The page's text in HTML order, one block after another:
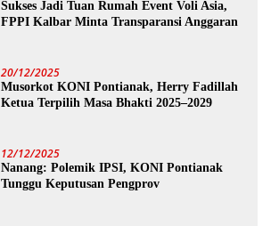
Sukses Jadi Tuan Rumah Event Voli Asia,
FPPI Kalbar Minta Transparansi Anggaran
20/12/2025
Musorkot KONI Pontianak, Herry Fadillah
Ketua Terpilih Masa Bhakti 2025–2029
12/12/2025
Nanang: Polemik IPSI, KONI Pontianak
Tunggu Keputusan Pengprov